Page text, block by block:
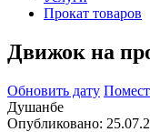
Прокат товаров
Движок на
Обновить дату
Душанбе
Опубликовано: